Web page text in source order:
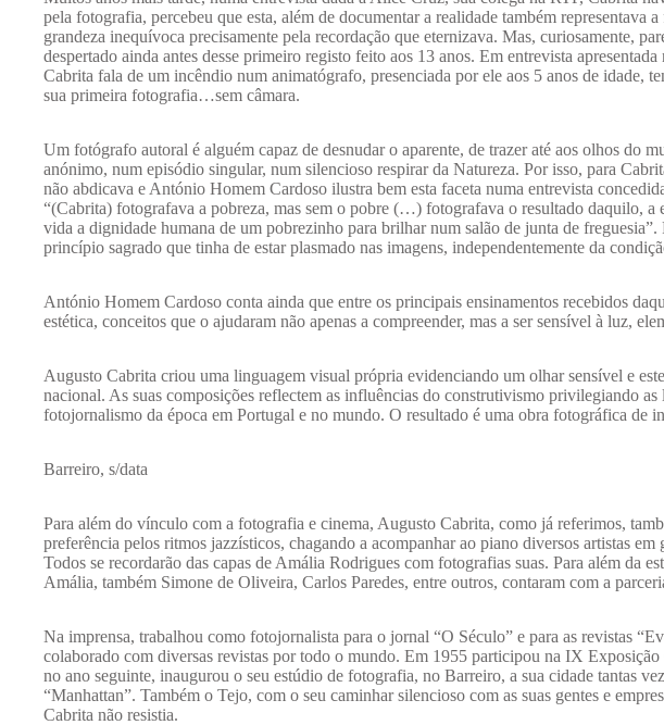
pela fotografia, percebeu que esta, além de documentar a realidade também representava
grandeza inequívoca precisamente pela recordação que eternizava. Mas, curiosamente,
despertado ainda antes desse primeiro registo feito aos 13 anos. Em entrevista
Cabrita fala de um incêndio num animatógrafo, presenciada por ele aos 5 anos de idade,
sua primeira fotografia…sem câmara.
Um fotógrafo autoral é alguém capaz de desnudar o aparente, de trazer até aos olhos do
anónimo, num episódio singular, num silencioso respirar da Natureza. Por isso, para
não abdicava e António Homem Cardoso ilustra bem esta faceta numa entrevista
“(Cabrita) fotografava a pobreza, mas sem o pobre (…) fotografava o resultado daquilo, a
vida a dignidade humana de um pobrezinho para brilhar num salão de junta de
princípio sagrado que tinha de estar plasmado nas imagens, independentemente da
António Homem Cardoso conta ainda que entre os principais ensinamentos recebidos
estética, conceitos que o ajudaram não apenas a compreender, mas a ser sensível à luz,
Augusto Cabrita criou uma linguagem visual própria evidenciando um olhar sensível e
nacional. As suas composições reflectem as influências do construtivismo privilegiando
fotojornalismo da época em Portugal e no mundo. O resultado é uma obra fotográfica de
Barreiro, s/data
Para além do vínculo com a fotografia e cinema, Augusto Cabrita, como já referimos,
preferência pelos ritmos jazzísticos, chagando a acompanhar ao piano diversos artistas
Todos se recordarão das capas de Amália Rodrigues com fotografias suas. Para além da
Amália, também Simone de Oliveira, Carlos Paredes, entre outros, contaram com a
Na imprensa, trabalhou como fotojornalista para o jornal “O Século” e para as revistas
colaborado com diversas revistas por todo o mundo. Em 1955 participou na IX
no ano seguinte, inaugurou o seu estúdio de fotografia, no Barreiro, a sua cidade tantas
“Manhattan”. Também o Tejo, com o seu caminhar silencioso com as suas gentes e
Cabrita não resistia.